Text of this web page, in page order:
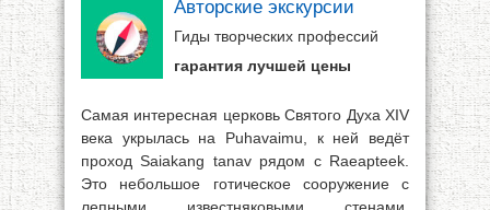
Авторские экскурсии
Гиды творческих профессий
гарантия лучшей цены
Самая интересная церковь Святого Духа XIV
века укрылась на Puhavaimu, к ней ведёт
проход Saiakang tanav рядом с Raeapteek.
Это небольшое готическое сооружение с